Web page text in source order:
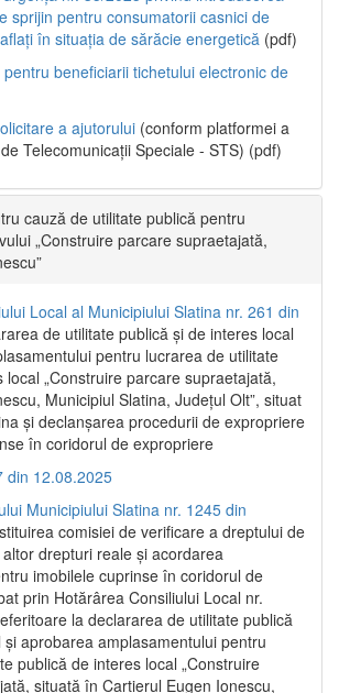
sprijin pentru consumatorii casnici de
în situația de sărăcie energetică (pdf)
beneficiarii tichetului electronic de
a ajutorului (conform platformei a
Telecomunicații Speciale - STS) (pdf)
cauză de utilitate publică pentru
„Construire parcare supraetajată,
Local al Municipiului Slatina nr. 261 din
de utilitate publică și de interes local
pentru lucrarea de utilitate
local „Construire parcare supraetajată,
Municipiul Slatina, Județul Olt”, situat
și declanșarea procedurii de expropriere
în coridorul de expropriere
din 12.08.2025
Municipiului Slatina nr. 1245 din
comisiei de verificare a dreptului de
drepturi reale și acordarea
imobilele cuprinse în coridorul de
prin Hotărârea Consiliului Local nr.
la declararea de utilitate publică
aprobarea amplasamentului pentru
publică de interes local „Construire
situată în Cartierul Eugen Ionescu,